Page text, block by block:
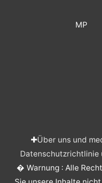
MP
✚Über uns und
Datenschutzrichtlinie
� Warnung : Alle